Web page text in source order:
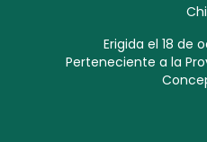
Erigida el 18 de
Perteneciente a la